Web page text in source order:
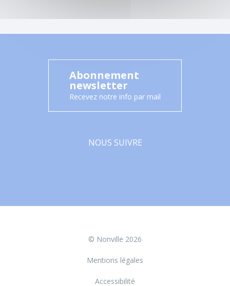
Abonnement
newsletter
Recevez notre info par mail
NOUS SUIVRE
© Nonville 2026
Mentions légales
Accessibilité